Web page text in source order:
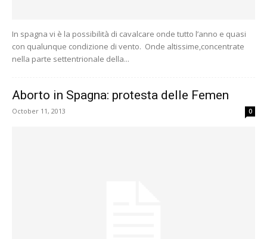
In spagna vi è la possibilità di cavalcare onde tutto l’anno e quasi
con qualunque condizione di vento. Onde altissime,concentrate
nella parte settentrionale della...
Aborto in Spagna: protesta delle Femen
October 11, 2013 0